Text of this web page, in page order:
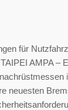
für
AMPA –
neuesten